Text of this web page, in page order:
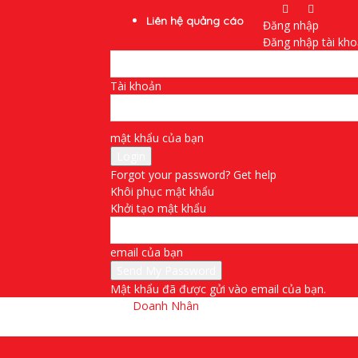
Liên hệ quảng cáo
Đăng nhập
Đăng nhập tài
Tài khoản
mật khẩu của bạn
Forgot your password? Get help
Khôi phục mật khẩu
Khởi tạo mật khẩu
email của bạn
Mật khẩu đã được gửi vào email của bạn.
Doanh Nhân